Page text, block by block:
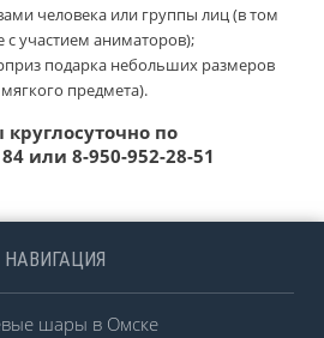
человека или группы лиц (в том
с участием аниматоров);
подарка небольших размеров
предмета).
по
или 8-950-952-28-51
НАВИГАЦИЯ
шары в Омске